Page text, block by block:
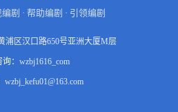
剧 · 帮助编剧 · 引领编剧
浦区汉口路650号亚洲大厦M层
： wzbj1616_com
wzbj_kefu01@163.com